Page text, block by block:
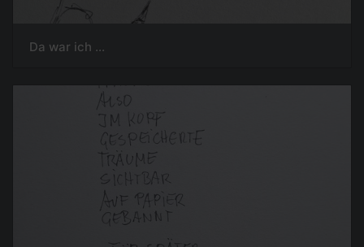
Da war ich ...